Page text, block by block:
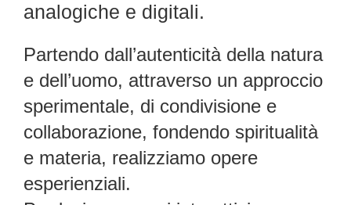
analogiche e digitali.
Partendo dall’autenticità della natura
e dell’uomo, attraverso un approccio
sperimentale, di condivisione e
collaborazione, fondendo spiritualità
e materia, realizziamo opere
esperienziali.